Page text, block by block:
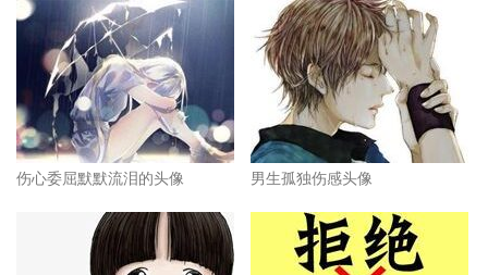
伤心委屈默默流泪的头像 男生孤独伤感头像